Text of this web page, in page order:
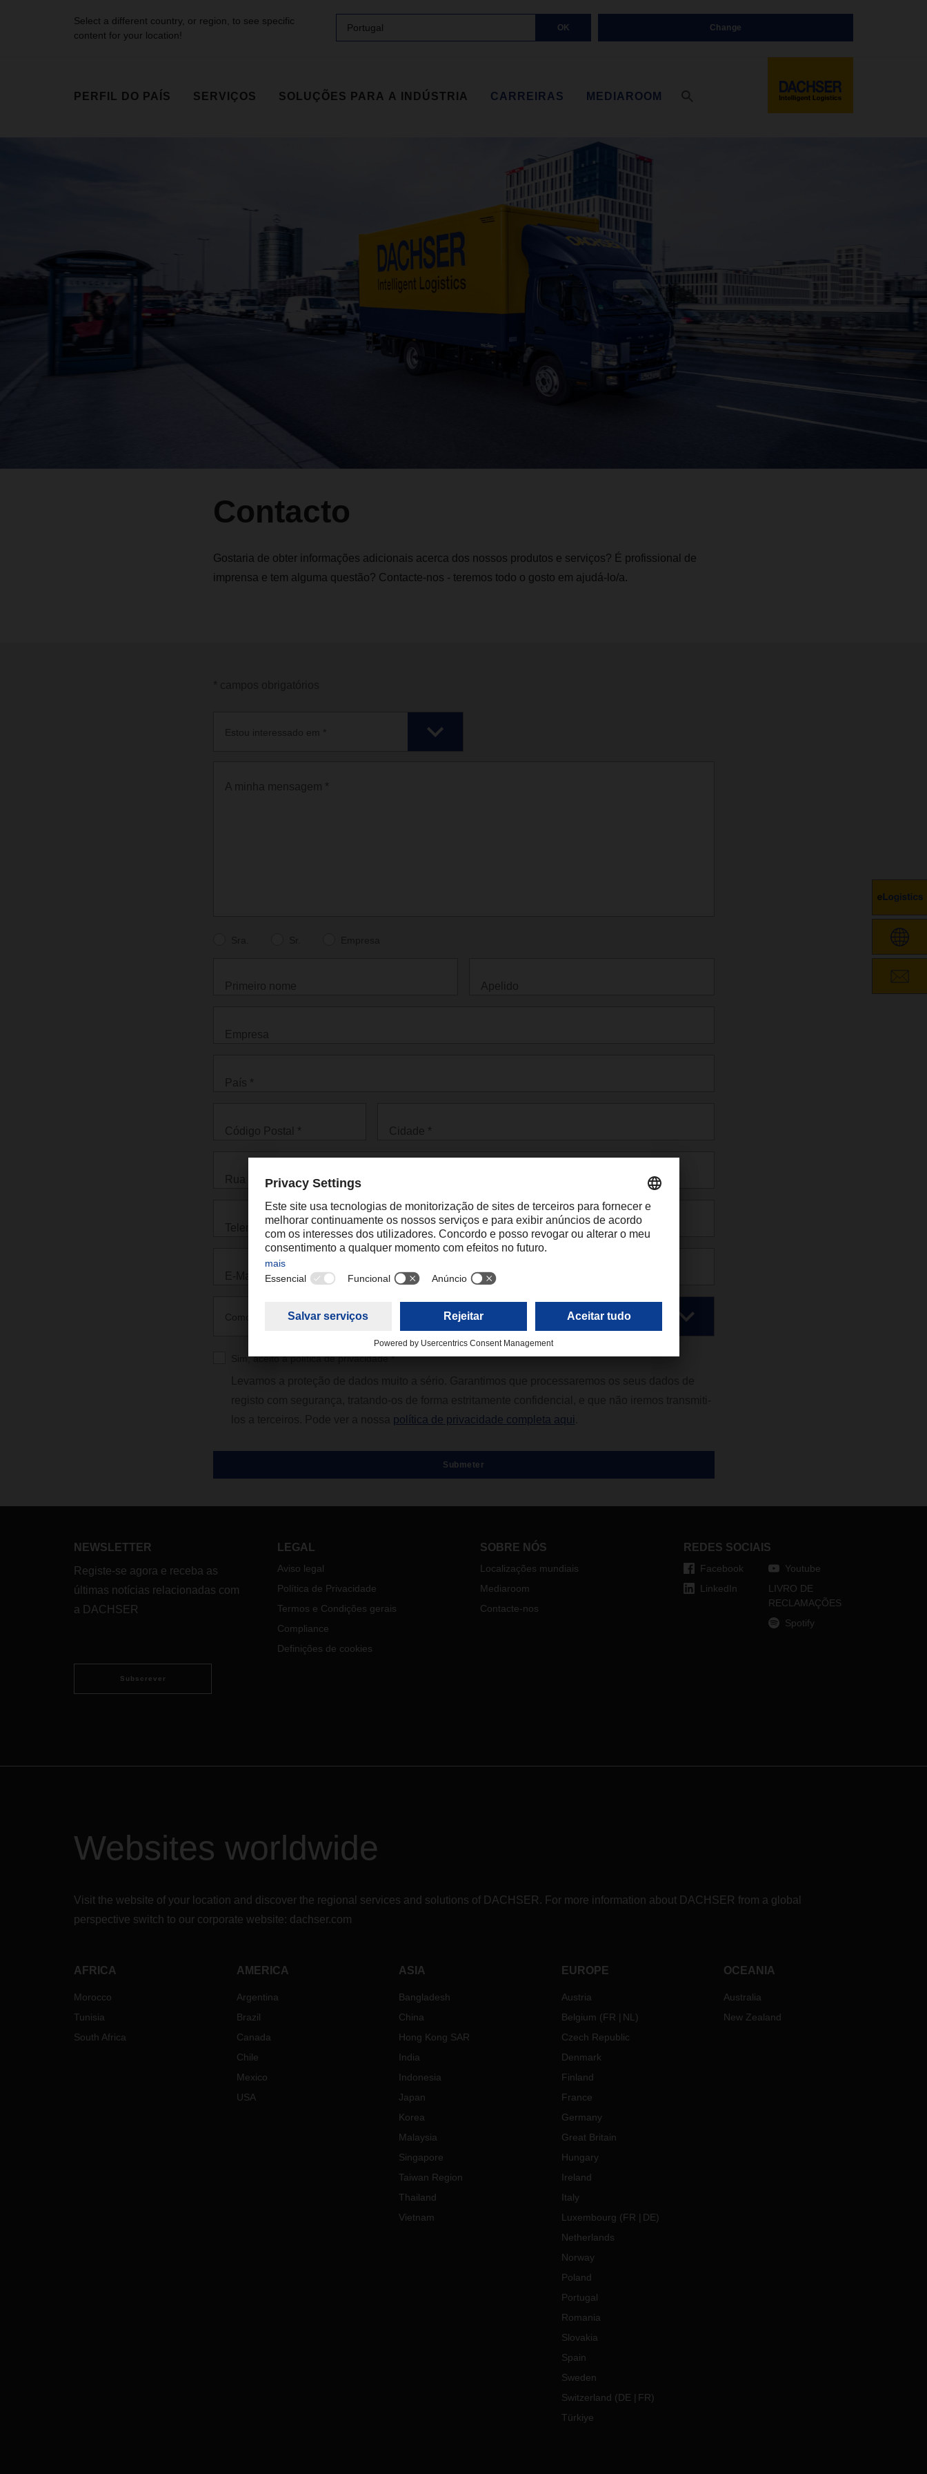
Select a different country, or region, to see specific
content for your location!
Portugal OK Change
PERFIL DO PAÍS SERVIÇOS SOLUÇÕES PARA A INDÚSTRIA CARREIRAS MEDIAROOM
Contacto
Gostaria de obter informações adicionais acerca dos nossos produtos e serviços? É profissional de
imprensa e tem alguma questão? Contacte-nos - teremos todo o gosto em ajudá-lo/a.
Estou interessado em *
A minha mensagem *
Primeiro nome Apelido
Empresa
País *
Código Postal * Cidade *
Rua *
Telemóvel *
E-Mail *
Como conheceu a nossa empresa?
Sim, aceito a política de privacidade *
política de privacidade completa aqui
NEWSLETTER
Registe-se agora e receba as
últimas notícias relacionadas com
a DACHSER
Subscrever
LEGAL
Aviso legal
Política de Privacidade
Termos e Condições gerais
Compliance
Definições de cookies
SOBRE NÓS
Localizações mundiais
Mediaroom
Contacte-nos
REDES SOCIAIS
Facebook
LinkedIn
Youtube
LIVRO DE
RECLAMAÇÕES
Spotify
Websites worldwide
Visit the website of your location and discover the regional services and solutions of DACHSER. For more information about DACHSER from a global
perspective switch to our corporate website: dachser.com
AFRICA
Morocco
Tunisia
South Africa
AMERICA
Argentina
Brazil
Canada
Chile
Mexico
USA
ASIA
Bangladesh
China
Hong Kong SAR
India
Indonesia
Japan
Korea
Malaysia
Singapore
Taiwan Region
Thailand
Vietnam
EUROPE
Austria
Belgium (FR NL )
Czech Republic
Denmark
Finland
France
Germany
Great Britain
Hungary
Ireland
Italy
Luxembourg (FR DE)
Netherlands
Norway
Poland
Portugal
Romania
Slovakia
Spain
Sweden
Switzerland (DE FR)
Türkiye
OCEANIA
Australia
New Zealand